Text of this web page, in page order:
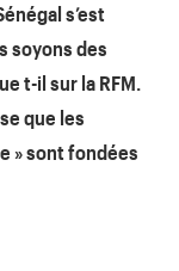
s’est
soyons des
t-il sur la RFM.
que les
» sont fondées